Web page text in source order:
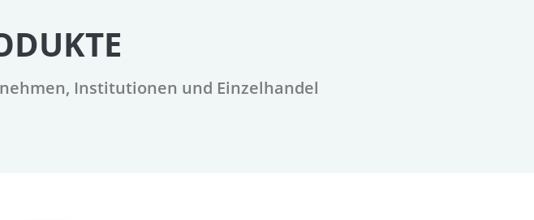
Institutionen und Einzelhandel